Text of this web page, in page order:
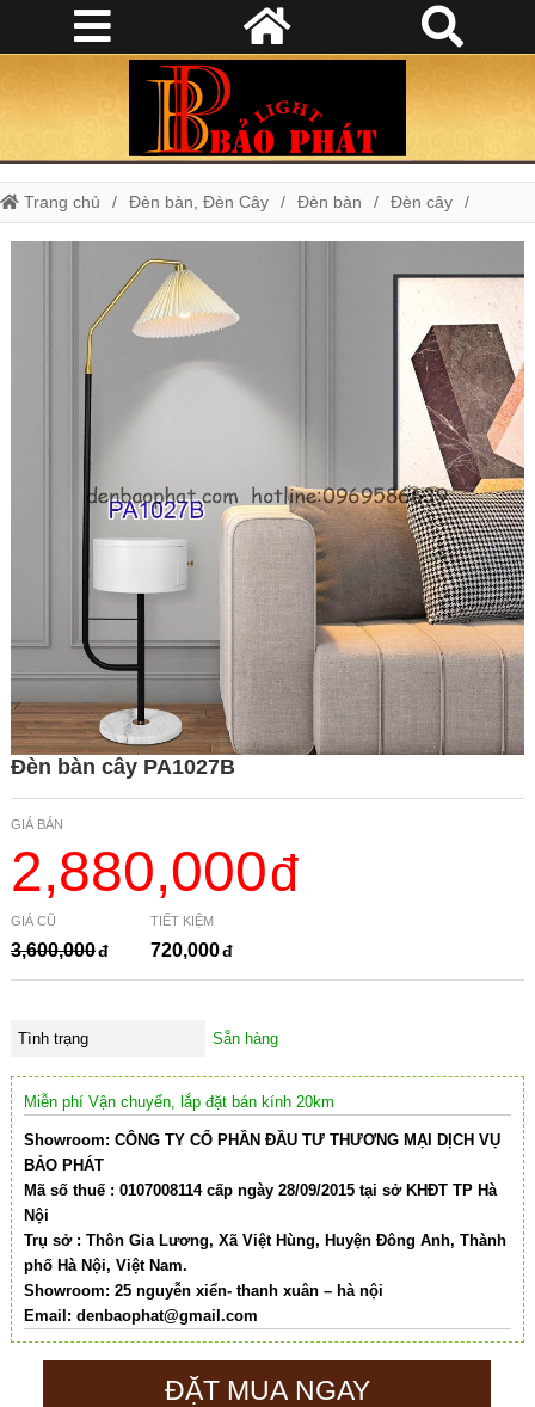
Trang chủ Đèn bàn, Đèn Cây Đèn bàn Đèn cây
Đèn bàn cây PA1027B
Đèn bàn cây PA1027B
GIÁ BÁN
2,880,000
GIÁ CŨ
3,600,000
TIẾT KIỆM
720,000
Tình trạng Sẵn hàng
Miễn phí Vận chuyển, lắp đặt bán kính 20km
Showroom: CÔNG TY CỔ PHẦN ĐẦU TƯ THƯƠNG MẠI DỊCH VỤ
BẢO PHÁT
Mã số thuế : 0107008114 cấp ngày 28/09/2015 tại sở KHĐT TP Hà
Nội
Trụ sở : Thôn Gia Lương, Xã Việt Hùng, Huyện Đông Anh, Thành
phố Hà Nội, Việt Nam.
Showroom: 25 nguyễn xiển- thanh xuân – hà nội
Email: denbaophat@gmail.com
ĐẶT MUA NGAY